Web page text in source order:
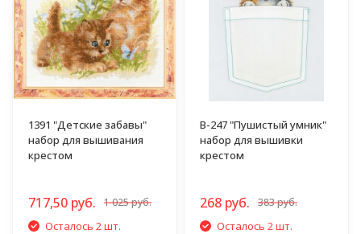
1391 "Детские забавы"
набор для вышивания
крестом
717,50 руб. 1 025 руб.
Осталось 2 шт.
В-247 "Пушистый умник"
набор для вышивки
крестом
268 руб. 383 руб.
Осталось 2 шт.